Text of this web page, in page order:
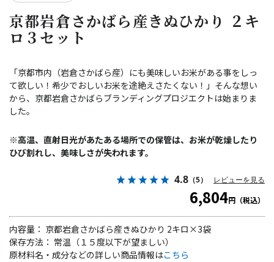
京都岩倉さかばら産きぬひかり ２キ
ロ３セット
「京都市内（岩倉さかばら産）にも美味しいお米がある事をしっ
て欲しい！希少でおしいお米を途絶えさたくない！」そんな想い
から、京都岩倉さかばらブランディングプロジエクトは始まりま
した。
※高温、直射日光があたある場所での保管は、お米が乾燥したり
ひび割れし、美味しさが失われます。
4.8 （5） レビューを見る
6,804円（税込）
内容量： 京都岩倉さかばら産きぬひかり 2キロ×3袋
保存方法： 常温（１５度以下が望ましい）
原材料名・成分などの詳しい商品情報はこちら